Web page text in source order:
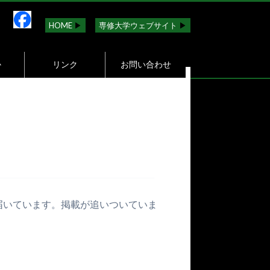
HOME ▶︎ 専修大学ウェブサイト ▶︎
リンク お問い合わせ
ています。掲載が追いついていま